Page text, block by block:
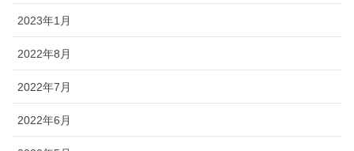
2023年1月
2022年8月
2022年7月
2022年6月